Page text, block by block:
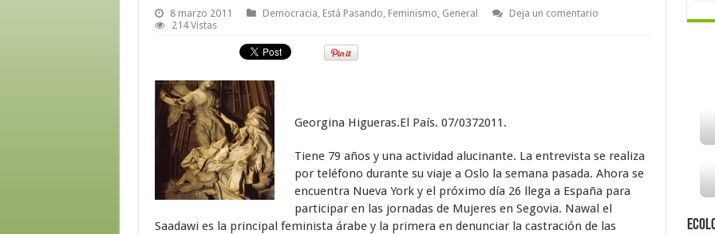
8 marzo 2011 Democracia, Está Pasando, Feminismo, General
Deja un comentario
214 Vistas
Georgina Higueras.El País. 07/0372011.
Tiene 79 años y una actividad alucinante. La entrevista se realiza
por teléfono durante su viaje a Oslo la semana pasada. Ahora se
encuentra Nueva York y el próximo día 26 llega a España para
participar en las jornadas de Mujeres en Segovia. Nawal el
Saadawi es la principal feminista árabe y la primera en denunciar la castración de las